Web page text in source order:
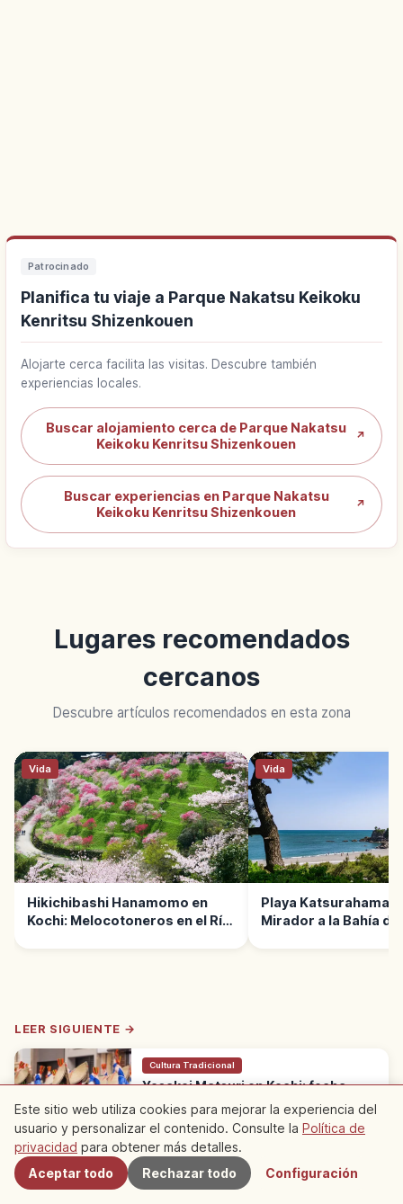
Patrocinado
Planifica tu viaje a Parque Nakatsu Keikoku
Kenritsu Shizenkouen
Alojarte cerca facilita las visitas. Descubre también
experiencias locales.
Buscar alojamiento cerca de Parque Nakatsu
Keikoku Kenritsu Shizenkouen
↗
Buscar experiencias en Parque Nakatsu
Keikoku Kenritsu Shizenkouen
↗
Lugares recomendados
cercanos
Descubre artículos recomendados en esta zona
Vida
Hikichibashi Hanamomo en
Kochi: Melocotoneros en el Río
Vida
Playa Katsurahama
Mirador a la Bahía de
LEER SIGUIENTE →
Cultura Tradicional
Yosakoi Matsuri en Kochi: fecha,
recorrido y qué ver
Yosakoi Matsuri es el festival de Kochi, del 9
al 12 de agosto. Bailarines con naruko
(tablillas de madera) desfilan por la ciudad.
→
Cercanos
Este sitio web utiliza cookies para mejorar la experiencia del
usuario y personalizar el contenido. Consulte la Política de
privacidad para obtener más detalles.
Aceptar todo
Rechazar todo Configuración